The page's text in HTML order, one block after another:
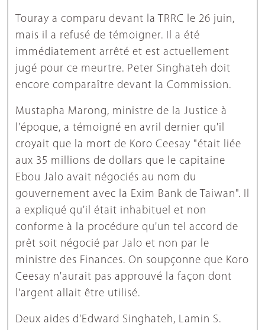
Touray a comparu devant la TRRC le 26 juin,
mais il a refusé de témoigner. Il a été
immédiatement arrêté et est actuellement
jugé pour ce meurtre. Peter Singhateh doit
encore comparaître devant la Commission.
Mustapha Marong, ministre de la Justice à
l'époque, a témoigné en avril dernier qu'il
croyait que la mort de Koro Ceesay "était liée
aux 35 millions de dollars que le capitaine
Ebou Jalo avait négociés au nom du
gouvernement avec la Exim Bank de Taiwan". Il
a expliqué qu'il était inhabituel et non
conforme à la procédure qu'un tel accord de
prêt soit négocié par Jalo et non par le
ministre des Finances. On soupçonne que Koro
Ceesay n'aurait pas approuvé la façon dont
l'argent allait être utilisé.
Deux aides d'Edward Singhateh, Lamin S.